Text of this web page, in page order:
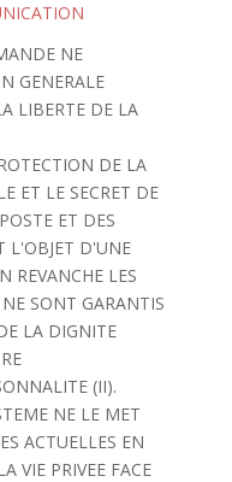
NE
GENERALE
LIBERTE DE LA
DE LA
ET LE SECRET DE
ET DES
L'OBJET D'UNE
REVANCHE LES
SONT GARANTIS
LA DIGNITE
(II).
NE LE MET
ACTUELLES EN
VIE PRIVEE FACE